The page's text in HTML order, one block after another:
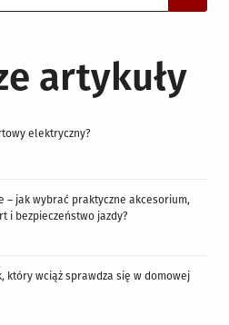
artykuły
elektryczny?
– jak wybrać praktyczne akcesorium,
i bezpieczeństwo jazdy?
który wciąż sprawdza się w domowej